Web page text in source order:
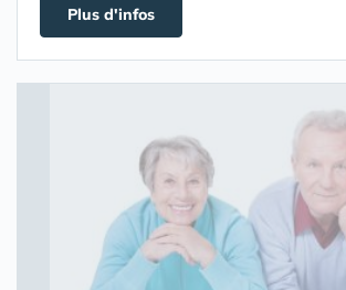
Plus d'infos